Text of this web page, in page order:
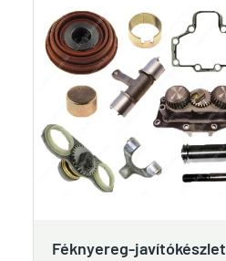
Féknyereg-